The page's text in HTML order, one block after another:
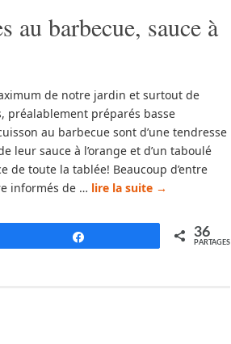
au barbecue, sauce à
de notre jardin et surtout de
préalablement préparés basse
au barbecue sont d’une tendresse
leur sauce à l’orange et d’un taboulé
de toute la tablée! Beaucoup d’entre
informés de … lire la suite →
36
PARTAGES